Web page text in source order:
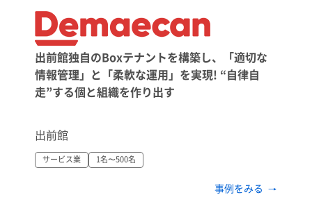
出前館独自のBoxテナントを構築し、「適切な
情報管理」と「柔軟な運用」を実現! “自律自
走”する個と組織を作り出す
出前館
サービス業 1名〜500名
事例をみる